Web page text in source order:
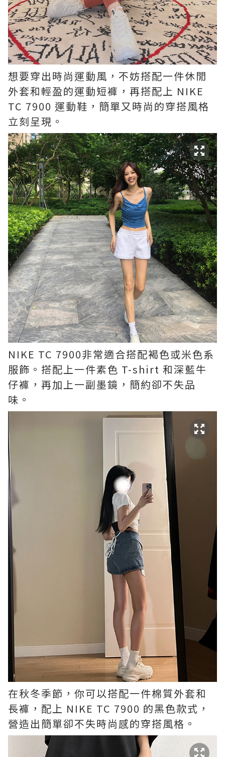
想要穿出時尚運動風，不妨搭配一件休閒
外套和輕盈的運動短褲，再搭配上 NIKE
TC 7900 運動鞋，簡單又時尚的穿搭風格
立刻呈現。
NIKE TC 7900非常適合搭配褐色或米色系
服飾。搭配上一件素色 T-shirt 和深藍牛
仔褲，再加上一副墨鏡，簡約卻不失品
味。
在秋冬季節，你可以搭配一件棉質外套和
長褲，配上 NIKE TC 7900 的黑色款式，
營造出簡單卻不失時尚感的穿搭風格。